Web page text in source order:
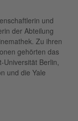
und
der Abteilung
Zu ihren
gehörten das
Universität Berlin,
und die Yale